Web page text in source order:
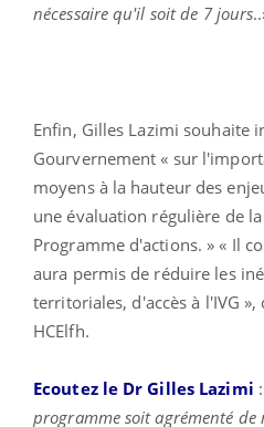
nécessaire qu'il soit de 7 jours
Enfin, Gilles Lazimi souhaite
Gourvernement « sur
moyens à la hauteur des
une évaluation régulière de
Programme d'actions. » « Il
aura permis de réduire les
territoriales, d'accès à l'IVG
HCElfh.
Ecoutez le Dr Gilles Lazimi
programme soit agrémenté de